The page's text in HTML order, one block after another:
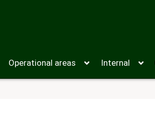
Operational areas Internal